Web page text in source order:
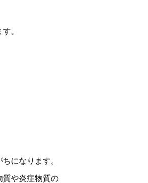
。
になります。
質や炎症物質の